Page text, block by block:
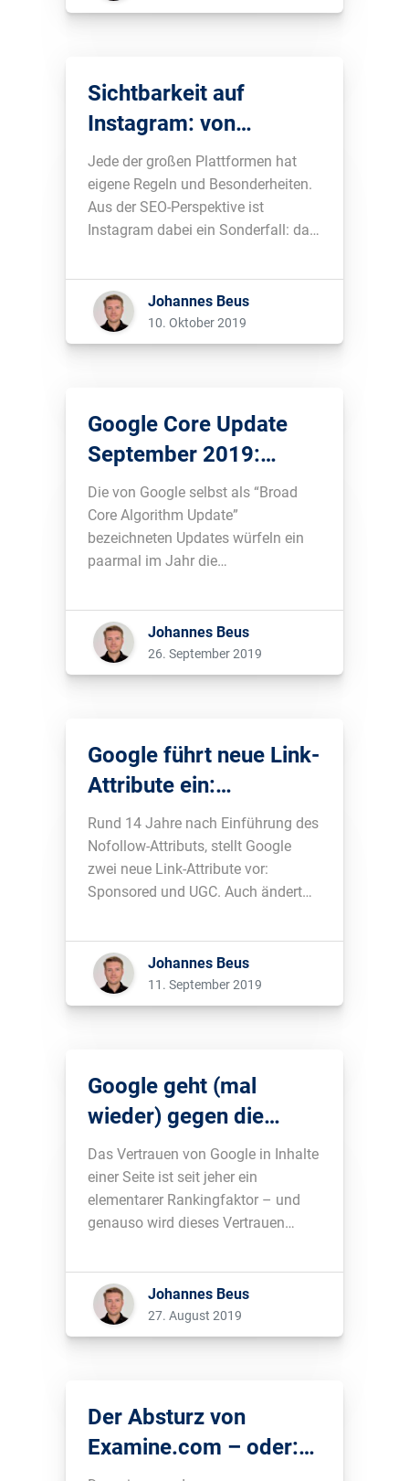
deutlich seltener angezeigt, wie
Sichtbarkeit auf
Instagram: von
Hashtags zu Instagram
Ranking-Faktoren
Jede der großen Plattformen hat
eigene Regeln und Besonderheiten.
Aus der SEO-Perspektive ist
Instagram dabei ein Sonderfall: da
Freitextsuche anbietet, funktioniert
das Entdecken von Inhalten und
Accounts bei Instagram etwas
anders. Wie genau und welche
Johannes Beus
10. Oktober 2019
Google Core Update
September 2019:
Travel-Domains oft
betroffen
Die von Google selbst als “Broad
Core Algorithm Update”
bezeichneten Updates würfeln ein
paarmal im Jahr die
ersten Auswirkungen des aktuellen
Updates aus September 2019 sind
jetzt in den SERPs sichtbar....
Johannes Beus
26. September 2019
Google führt neue Link-
Attribute ein:
Sponsored & UGC
Rund 14 Jahre nach Einführung des
Nofollow-Attributs, stellt Google
zwei neue Link-Attribute vor:
Sponsored und UGC. Auch ändert
Attribute im Crawler sowie Ranking.
Mehr in diesem Blogbeitrag....
Johannes Beus
11. September 2019
Google geht (mal
wieder) gegen die
Vermietung von
Subdomains und
Verzeichnissen vor
Das Vertrauen von Google in Inhalte
einer Seite ist seit jeher ein
elementarer Rankingfaktor – und
genauso wird dieses Vertrauen
ranken zu lassen, die das eigentlich
nicht verdienen....Johannes Beus
27. August 2019
Der Absturz von
Examine.com – oder: